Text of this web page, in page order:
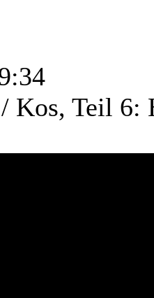
Kos, Teil 6: